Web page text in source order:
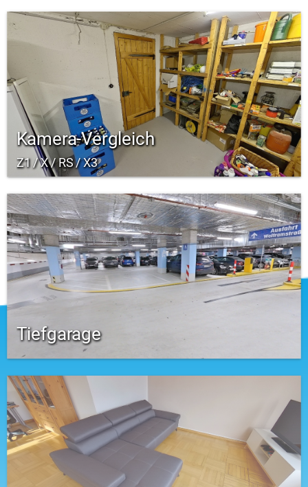
Kamera-Vergleich
Z1 / X / RS / X3
Tiefgarage